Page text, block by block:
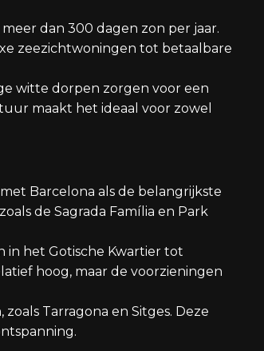
dan 300 dagen zon per jaar.
zeezichtwoningen tot betaalbare
witte dorpen zorgen voor een
maakt het ideaal voor zowel
Barcelona als de belangrijkste
de Sagrada Família en Park
in het Gotische Kwartier tot
hoog, maar de voorzieningen
Tarragona en Sitges. Deze